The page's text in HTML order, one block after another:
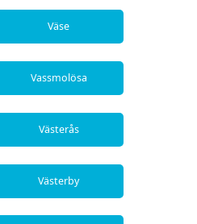
Väse
Vassmolösa
Västerås
Västerby